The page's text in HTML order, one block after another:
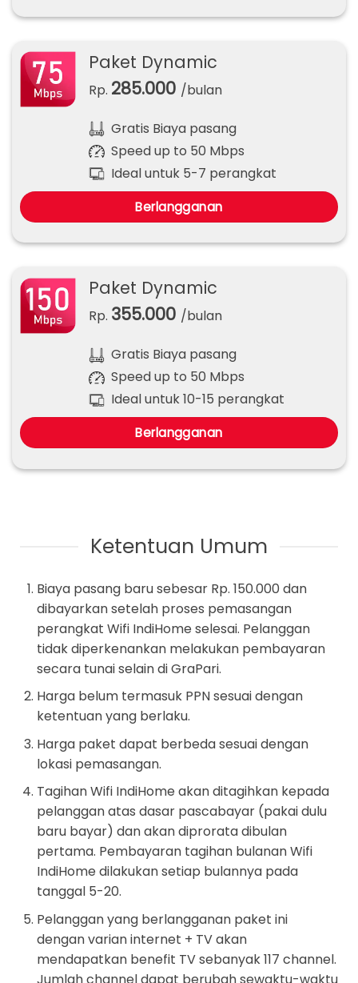
Paket Dynamic
Rp. 285.000 /bulan
Gratis Biaya pasang
Speed up to 50 Mbps
Ideal untuk 5-7 perangkat
Berlangganan
Paket Dynamic
Rp. 355.000 /bulan
Gratis Biaya pasang
Speed up to 50 Mbps
Ideal untuk 10-15 perangkat
Berlangganan
Ketentuan Umum
Biaya pasang baru sebesar Rp. 150.000 dan
dibayarkan setelah proses pemasangan
perangkat Wifi IndiHome selesai. Pelanggan
tidak diperkenankan melakukan pembayaran
secara tunai selain di GraPari.
Harga belum termasuk PPN sesuai dengan
ketentuan yang berlaku.
Harga paket dapat berbeda sesuai dengan
lokasi pemasangan.
Tagihan Wifi IndiHome akan ditagihkan kepada
pelanggan atas dasar pascabayar (pakai dulu
baru bayar) dan akan diprorata dibulan
pertama. Pembayaran tagihan bulanan Wifi
IndiHome dilakukan setiap bulannya pada
tanggal 5-20.
Pelanggan yang berlangganan paket ini
dengan varian internet + TV akan
mendapatkan benefit TV sebanyak 117 channel.
Jumlah channel dapat berubah sewaktu-waktu